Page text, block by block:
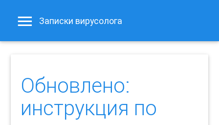
Записки вирусолога
Обновлено:
инструкция по